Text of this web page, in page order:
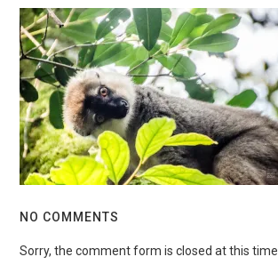
NO COMMENTS
Sorry, the comment form is closed at this time.